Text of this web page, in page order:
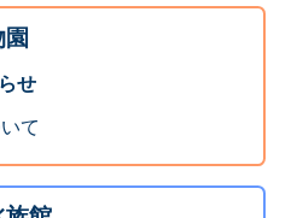
せ
て